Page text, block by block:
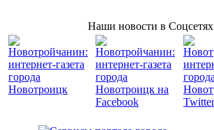
Наши новости в Соцсетях